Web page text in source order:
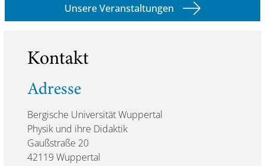
Unsere Veranstaltungen
Kontakt
Adresse
Bergische Universität Wuppertal
Physik und ihre Didaktik
Gaußstraße 20
42119 Wuppertal